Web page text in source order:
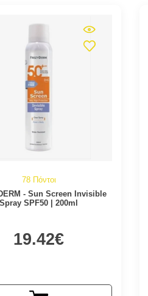
78 Πόντοι
- Sun Screen Invisible
Spray SPF50 | 200ml
19.42€